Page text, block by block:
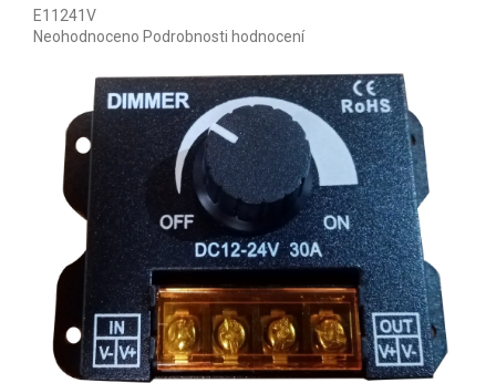
E11241V
Průměrné hodnocení produktu je 0,0 z 5 hvězdiček.
Neohodnoceno Podrobnosti hodnocení